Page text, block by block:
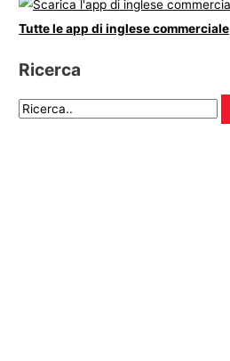
Tutte le app di inglese commerciale
Ricerca